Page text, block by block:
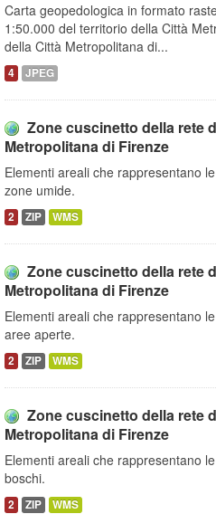
Carta geopedologica in formato
1:50.000 del territorio della Città
della Città Metropolitana di...
4 JPEG
Zone cuscinetto della rete
Metropolitana di Firenze
Elementi areali che rappresentano
zone umide.
2 ZIP WMS
Zone cuscinetto della rete
Metropolitana di Firenze
Elementi areali che rappresentano
aree aperte.
2 ZIP WMS
Zone cuscinetto della rete
Metropolitana di Firenze
Elementi areali che rappresentano
boschi.
2 ZIP WMS